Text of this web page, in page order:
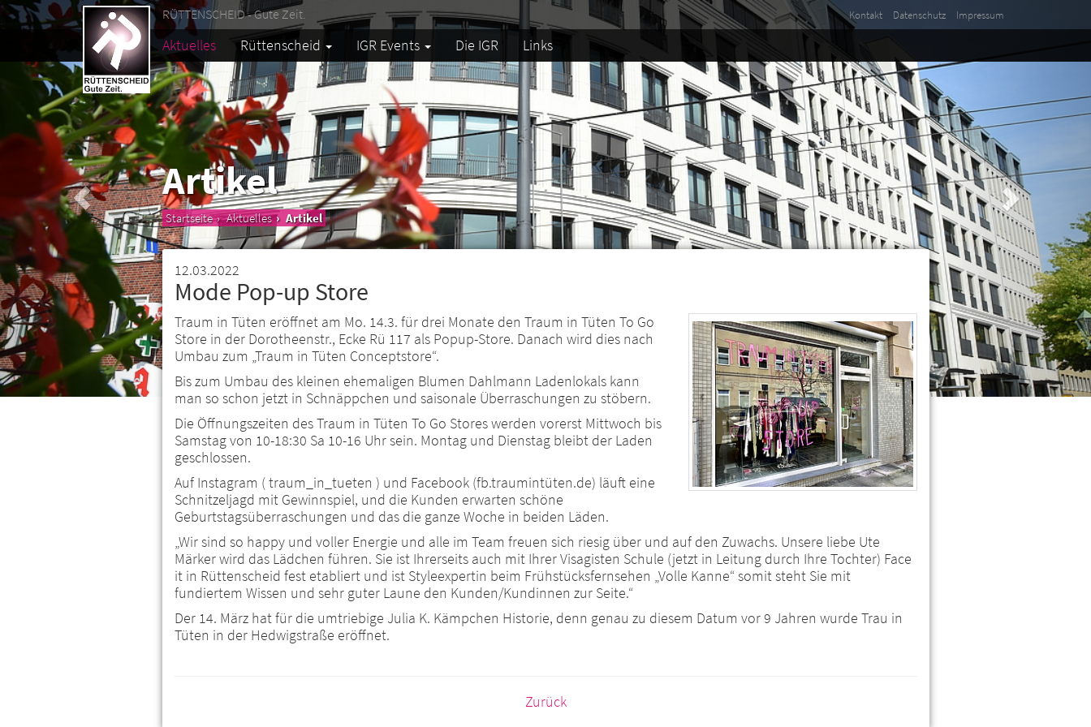
RÜTTENSCHEID - Gute Zeit. Kontakt Datenschutz Impressum
Aktuelles Rüttenscheid IGR Events Die IGR Links
Artikel
Startseite Aktuelles Artikel
12.03.2022
Mode Pop-up Store
Traum in Tüten eröffnet am Mo. 14.3. für drei Monate den Traum in Tüten To Go
Store in der Dorotheenstr., Ecke Rü 117 als Popup-Store. Danach wird dies nach
Umbau zum „Traum in Tüten Conceptstore“.
Bis zum Umbau des kleinen ehemaligen Blumen Dahlmann Ladenlokals kann
man so schon jetzt in Schnäppchen und saisonale Überraschungen zu stöbern.
Die Öffnungszeiten des Traum in Tüten To Go Stores werden vorerst Mittwoch bis
Samstag von 10-18:30 Sa 10-16 Uhr sein. Montag und Dienstag bleibt der Laden
geschlossen.
Auf Instagram ( traum_in_tueten ) und Facebook (fb.traumintüten.de) läuft eine
Schnitzeljagd mit Gewinnspiel, und die Kunden erwarten schöne
Geburtstagsüberraschungen und das die ganze Woche in beiden Läden.
„Wir sind so happy und voller Energie und alle im Team freuen sich riesig über und auf den Zuwachs. Unsere liebe Ute
Märker wird das Lädchen führen. Sie ist Ihrerseits auch mit Ihrer Visagisten Schule (jetzt in Leitung durch Ihre Tochter) Face
it in Rüttenscheid fest etabliert und ist Styleexpertin beim Frühstücksfernsehen „Volle Kanne“ somit steht Sie mit
fundiertem Wissen und sehr guter Laune den Kunden/Kundinnen zur Seite.“
Der 14. März hat für die umtriebige Julia K. Kämpchen Historie, denn genau zu diesem Datum vor 9 Jahren wurde Trau in
Tüten in der Hedwigstraße eröffnet.
Zurück